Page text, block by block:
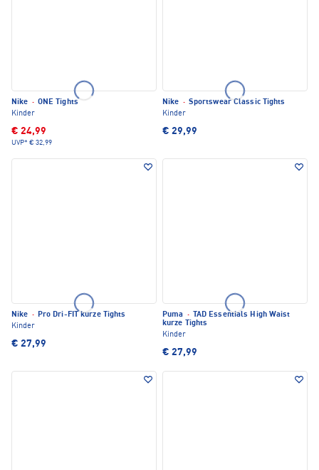
Nike · ONE Tights
Kinder
€ 24,99
UVP* € 32,99
Nike · Sportswear Classic Tights
Kinder
€ 29,99
Nike · Pro Dri-FIT kurze Tights
Kinder
€ 27,99
Puma ·
TAD Essentials High Waist
kurze Tights
Kinder
€ 27,99